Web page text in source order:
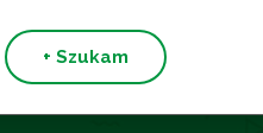
+ Szukam